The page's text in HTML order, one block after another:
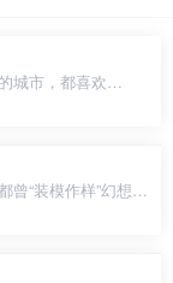
城市，都喜欢
秀优越什么的，事
点就只能
曾“装模作样”幻想过
似光鲜亮丽的海外
自己